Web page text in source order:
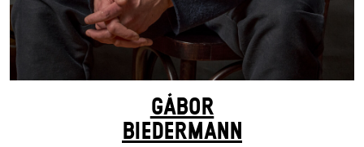
GÁBOR
BIEDERMANN